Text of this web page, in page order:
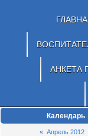
АНКЕТА
Календарь
« Апрель 2012